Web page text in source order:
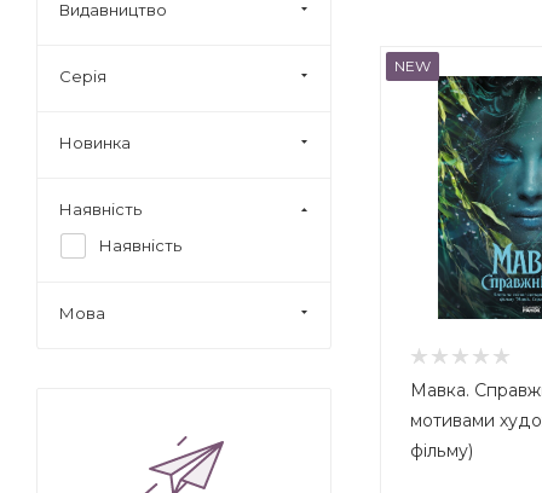
NEW
Мавка.
мотивами
фільму)
Видавництво
Серія
Новинка
Наявність
Наявність
Мова